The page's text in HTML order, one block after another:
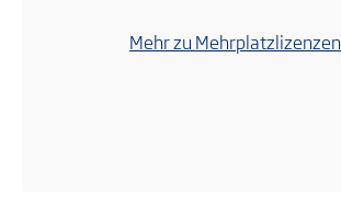
Mehr zu Mehrplatzlizenzen